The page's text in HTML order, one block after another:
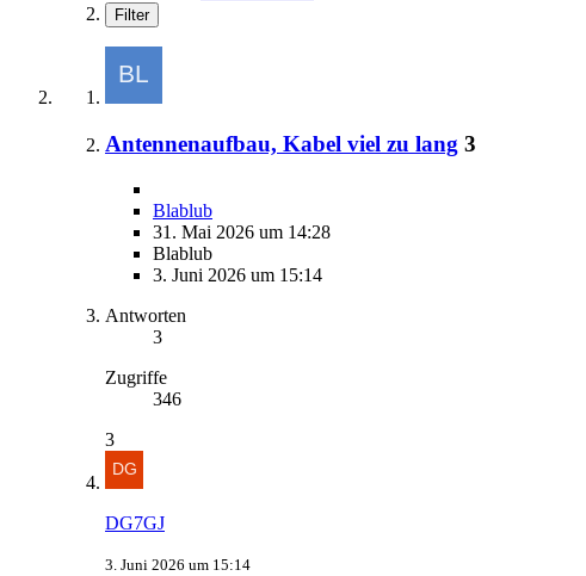
Filter
Antennenaufbau, Kabel viel zu lang 3
Blablub
31. Mai 2026 um 14:28
Blablub
3. Juni 2026 um 15:14
Antworten
3
Zugriffe
346
3
DG7GJ
3. Juni 2026 um 15:14